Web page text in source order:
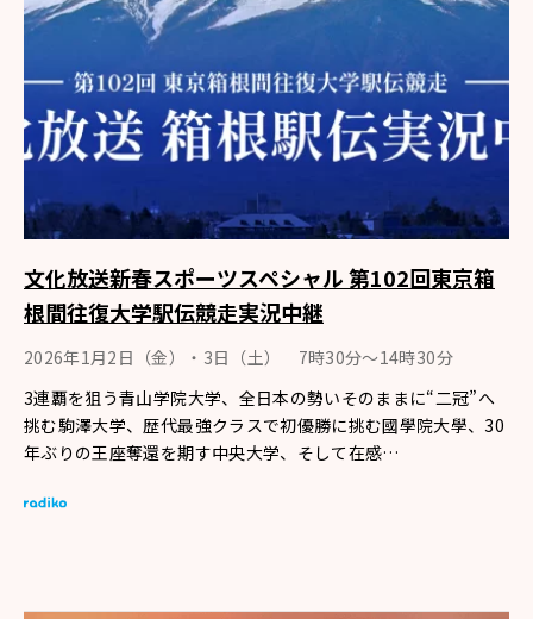
文化放送新春スポーツスペシャル 第102回東京箱
根間往復大学駅伝競走実況中継
2026年1月2日（金）・3日（土） 7時30分～14時30分
3連覇を狙う青山学院大学、全日本の勢いそのままに“二冠”へ
挑む駒澤大学、歴代最強クラスで初優勝に挑む國學院大學、30
年ぶりの王座奪還を期す中央大学、そして在感…